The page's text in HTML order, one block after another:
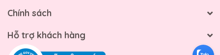
Chính sách
Hỗ trợ khách hàng